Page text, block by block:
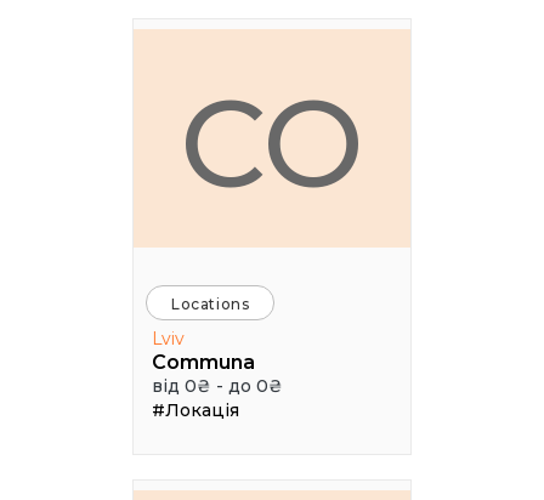
CO
Locations
Lviv
Communa
від 0₴ - до 0₴
#Локація